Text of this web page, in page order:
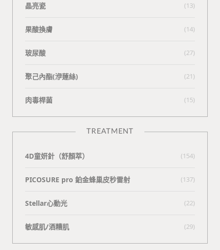
晶亮瓷 (13)
果酸換膚 (14)
玻尿酸 (27)
聚己內酯(洢蓮絲) (21)
肉毒桿菌 (15)
TREATMENT
4D童妍針（舒顏萃） (154)
PICOSURE pro 鉑金蜂巢皮秒雷射 (137)
Stellar心動光 (22)
敏感肌/酒糟肌 (29)